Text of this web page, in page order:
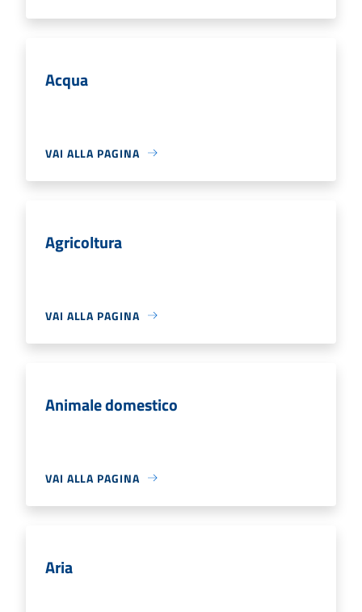
Acqua
VAI ALLA PAGINA
Agricoltura
VAI ALLA PAGINA
Animale domestico
VAI ALLA PAGINA
Aria